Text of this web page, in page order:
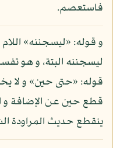
فاستعصم.
و قوله: «ليسجننه»
ليسجننه البتة، و هو
قوله: «حتى حين» و لا
قطع حين عن الإضافة و
ينقطع حديث المراودة